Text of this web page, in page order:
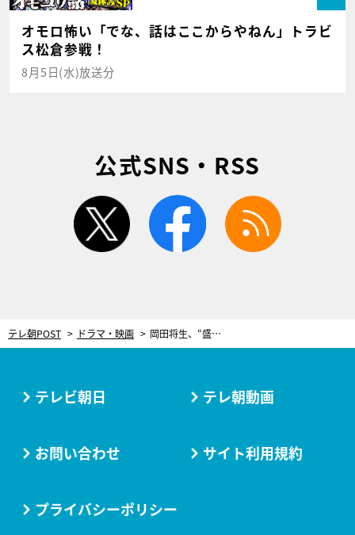
オモロ怖い「でな、話はここからやねん」トラビ
ス松倉参戦！
8月5日(水)放送分
公式SNS・RSS
twitter facebook
テレ朝POST ドラマ・映画 岡田将生、“盛大勘違い”にほっこり！寝坊をして急いで出勤するも…まさかのオチ＜ザ・トラベルナース＞
テレビ朝日 テレ朝動画
お問い合わせ サイト利用規約
プライバシーポリシー